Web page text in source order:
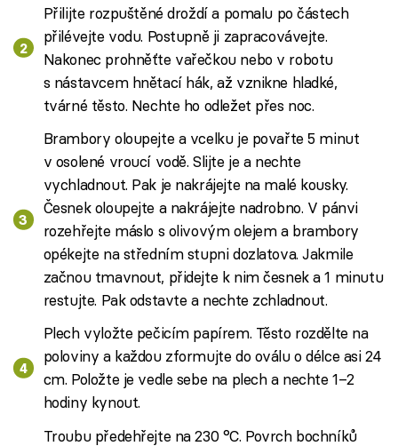
Přilijte rozpuštěné droždí a pomalu po částech
přilévejte vodu. Postupně ji zapracovávejte.
Nakonec prohněťte vařečkou nebo v robotu
s nástavcem hnětací hák, až vznikne hladké,
tvárné těsto. Nechte ho odležet přes noc.
Brambory oloupejte a vcelku je povařte 5 minut
v osolené vroucí vodě. Slijte je a nechte
vychladnout. Pak je nakrájejte na malé kousky.
Česnek oloupejte a nakrájejte nadrobno. V pánvi
rozehřejte máslo s olivovým olejem a brambory
opékejte na středním stupni dozlatova. Jakmile
začnou tmavnout, přidejte k nim česnek a 1 minutu
restujte. Pak odstavte a nechte zchladnout.
Plech vyložte pečicím papírem. Těsto rozdělte na
poloviny a každou zformujte do oválu o délce asi 24
cm. Položte je vedle sebe na plech a nechte 1–2
hodiny kynout.
Troubu předehřejte na 230 °C. Povrch bochníků